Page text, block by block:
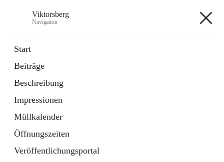
Viktorsberg
Navigation
Start
Beiträge
Beschreibung
Impressionen
Müllkalender
Öffnungszeiten
Veröffentlichungsportal
1 Schnellzugriff
Bürgerservice
10 Schnellzugriffe